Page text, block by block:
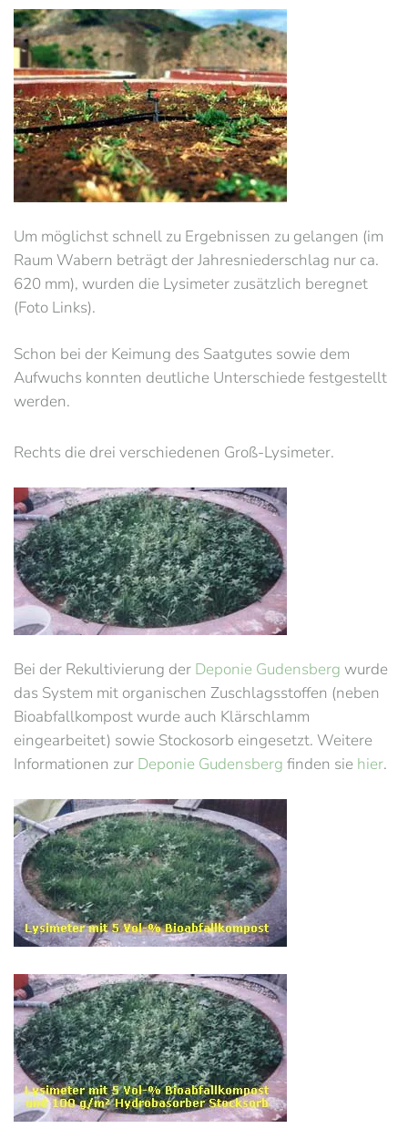
Um möglichst schnell zu Ergebnissen zu gelangen (im
Raum Wabern beträgt der Jahresniederschlag nur ca.
620 mm), wurden die Lysimeter zusätzlich beregnet
(Foto Links).
Schon bei der Keimung des Saatgutes sowie dem
Aufwuchs konnten deutliche Unterschiede festgestellt
werden.
Rechts die drei verschiedenen Groß-Lysimeter.
Bei der Rekultivierung der Deponie Gudensberg wurde
das System mit organischen Zuschlagsstoffen (neben
Bioabfallkompost wurde auch Klärschlamm
eingearbeitet) sowie Stockosorb eingesetzt. Weitere
Informationen zur Deponie Gudensberg finden sie hier.